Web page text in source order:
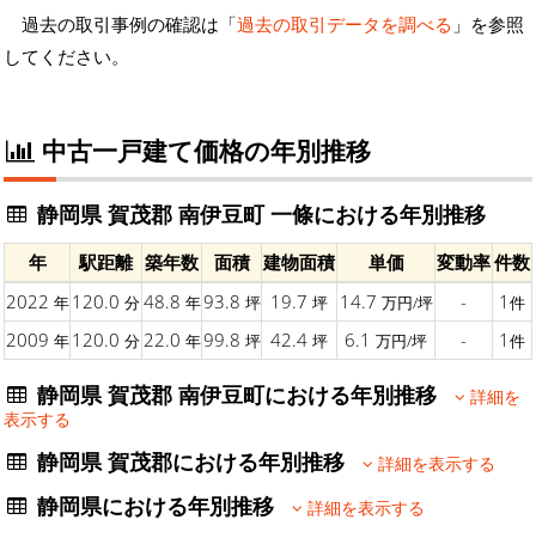
過去の取引事例の確認は「過去の取引データを調べる 」を参照
してください。
中古一戸建て価格の年別推移
静岡県 賀茂郡 南伊豆町 一條における年別推移
年 駅距離 築年数 面積 建物面積 単価 変動率件数
2022 年120.0 分48.8 年93.8 坪 19.7 坪 14.7 万円/坪 - 1 件
2009 年120.0 分22.0 年99.8 坪 42.4 坪 6.1 万円/坪 - 1 件
静岡県 賀茂郡 南伊豆町における年別推移
詳細を
表示する
静岡県 賀茂郡における年別推移 詳細を表示する
静岡県における年別推移 詳細を表示する